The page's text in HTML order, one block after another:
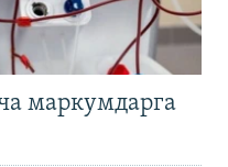
маркумдарга